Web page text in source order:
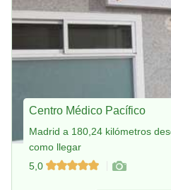
Centro Médico Pacífico
Madrid a 180,24 kilómetros
como llegar
5,0